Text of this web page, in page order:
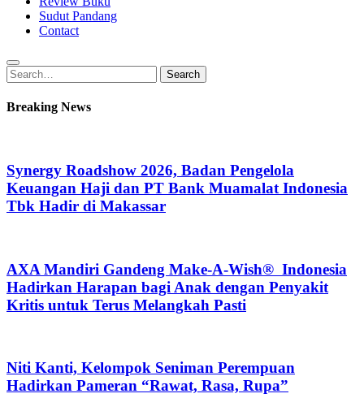
Sudut Pandang
Contact
Search
for:
Search
Breaking News
Synergy Roadshow 2026, Badan Pengelola
Keuangan Haji dan PT Bank Muamalat Indonesia
Tbk Hadir di Makassar
AXA Mandiri Gandeng Make-A-Wish® Indonesia
Hadirkan Harapan bagi Anak dengan Penyakit
Kritis untuk Terus Melangkah Pasti
Niti Kanti, Kelompok Seniman Perempuan
Hadirkan Pameran “Rawat, Rasa, Rupa”